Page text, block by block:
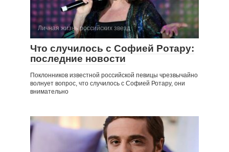
Личная жизнь российских звезд
Что случилось с Софией Ротару:
последние новости
Поклонников известной российской певицы чрезвычайно
волнует вопрос, что случилось с Софией Ротару, они
внимательно